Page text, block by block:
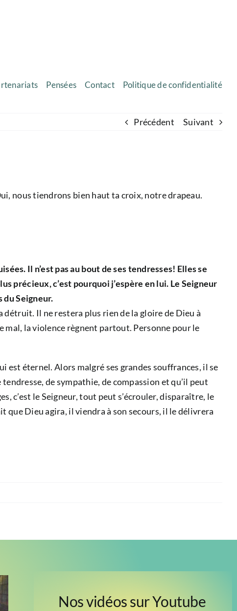
Pensées Contact Politique de confidentialité
Précédent Suivant
nous tiendrons bien haut ta croix, notre drapeau.
Il n’est pas au bout de ses tendresses! Elles se
précieux, c’est pourquoi j’espère en lui. Le Seigneur
du Seigneur.
détruit. Il ne restera plus rien de la gloire de Dieu à
mal, la violence règnent partout. Personne pour le
est éternel. Alors malgré ses grandes souffrances, il se
de sympathie, de compassion et qu’il peut
c’est le Seigneur, tout peut s’écrouler, disparaître, le
que Dieu agira, il viendra à son secours, il le délivrera
Nos vidéos sur Youtube